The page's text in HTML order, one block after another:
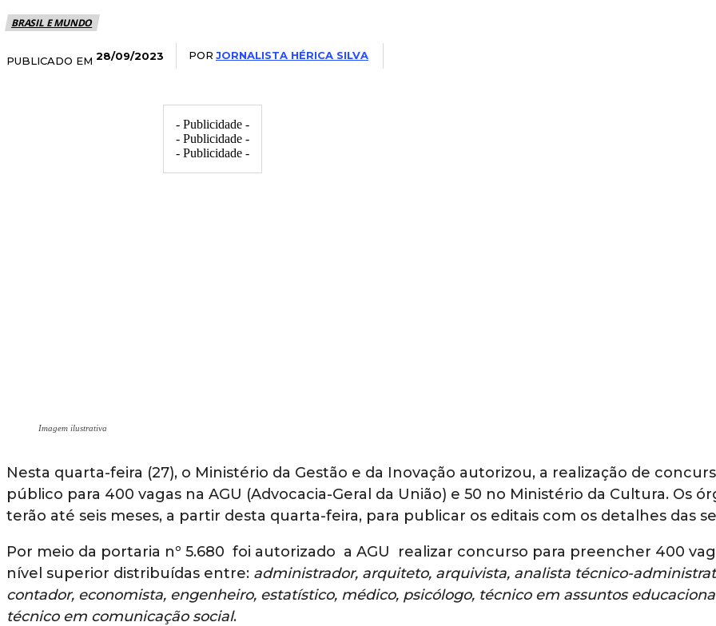
BRASIL E MUNDO
PUBLICADO EM 28/09/2023 POR JORNALISTA HÉRICA SILVA
Imagem ilustrativa
- Publicidade -
- Publicidade -
- Publicidade -
Nesta quarta-feira (27), o Ministério da Gestão e da Inovação autorizou, a realização de
público para 400 vagas na AGU (Advocacia-Geral da União) e 50 no Ministério da Cultura. Os
terão até seis meses, a partir desta quarta-feira, para publicar os editais com os detalhes das
Por meio da portaria nº 5.680 foi autorizado a AGU realizar concurso para preencher 400
nível superior distribuídas entre: administrador, arquiteto, arquivista, analista técnico-
contador, economista, engenheiro, estatístico, médico, psicólogo, técnico em assuntos
técnico em comunicação social.